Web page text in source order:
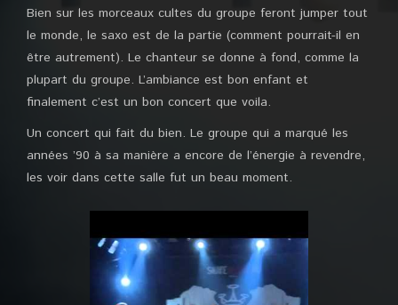
Bien sur les morceaux cultes du groupe feront jumper tout
le monde, le saxo est de la partie (comment pourrait-il en
être autrement). Le chanteur se donne à fond, comme la
plupart du groupe. L’ambiance est bon enfant et
finalement c’est un bon concert que voila.
Un concert qui fait du bien. Le groupe qui a marqué les
années ’90 à sa manière a encore de l’énergie à revendre,
les voir dans cette salle fut un beau moment.